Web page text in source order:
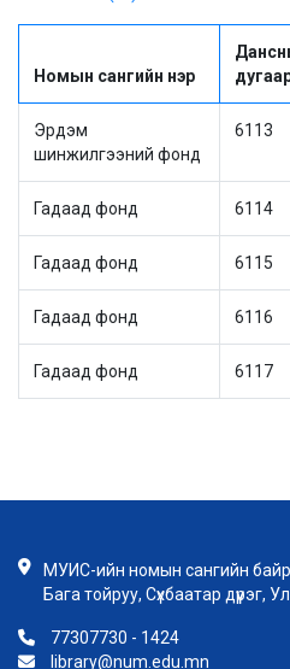
Номын сангийн нэр
Эрдэм
шинжилгээний фонд
6113
Гадаад фонд 6114
Гадаад фонд 6115
Гадаад фонд 6116
Гадаад фонд 6117
МУИС-ийн номын сангийн
Бага тойруу, Сүхбаатар дүүрэг,
77307730 - 1424
library@num.edu.mn